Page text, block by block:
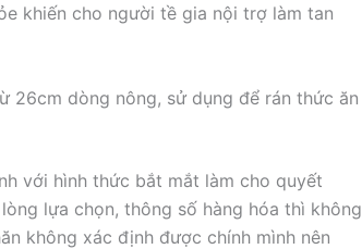
khiến cho người tề gia nội trợ làm tan
26cm dòng nông, sử dụng để rán thức ăn
với hình thức bắt mắt làm cho quyết
lựa chọn, thông số hàng hóa thì không
không xác định được chính mình nên